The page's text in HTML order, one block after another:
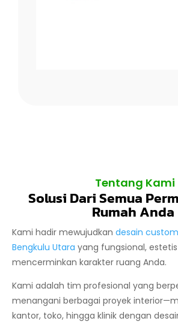
Tentang Kami
Solusi Dari Semua
Rumah Anda
Kami hadir mewujudkan desain
Bengkulu Utara yang fungsional,
mencerminkan karakter ruang Anda.
Kami adalah tim profesional yang
menangani berbagai proyek
kantor, toko, hingga klinik dengan